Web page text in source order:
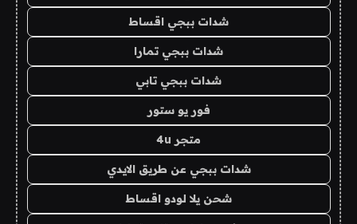
شدات ببجي اقساط
شدات ببجي تمارا
شدات ببجي تابي
فور يو ستور
متجر 4u
شدات ببجي عن طريق الايدي
شحن يلا لودو اقساط